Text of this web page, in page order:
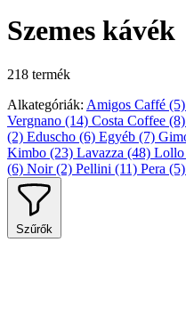
Szemes kávék
218 termék
Alkategóriák: Amigos Caffé (5)
Vergnano (14) Costa Coffee (8)
(2) Eduscho (6) Egyéb (7)
Kimbo (23) Lavazza (48) Lollo
(6) Noir(2) Pellini (11) Pera (5)
Szűrők